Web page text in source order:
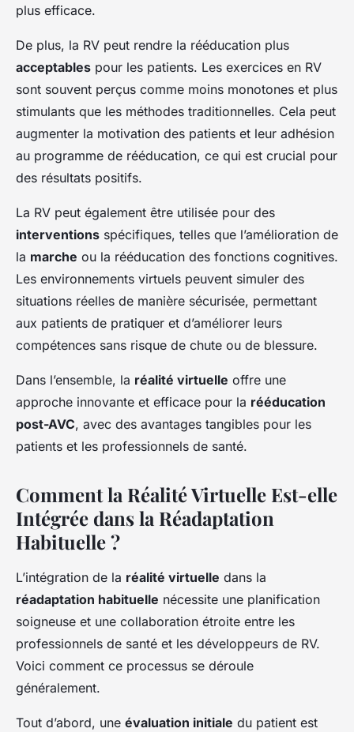
plus efficace.
De plus, la RV peut rendre la rééducation plus
acceptables pour les patients. Les exercices en RV
sont souvent perçus comme moins monotones et plus
stimulants que les méthodes traditionnelles. Cela peut
augmenter la motivation des patients et leur adhésion
au programme de rééducation, ce qui est crucial pour
des résultats positifs.
La RV peut également être utilisée pour des
interventions spécifiques, telles que l’amélioration de
la marche ou la rééducation des fonctions cognitives.
Les environnements virtuels peuvent simuler des
situations réelles de manière sécurisée, permettant
aux patients de pratiquer et d’améliorer leurs
compétences sans risque de chute ou de blessure.
Dans l’ensemble, la réalité virtuelle offre une
approche innovante et efficace pour la rééducation
post-AVC, avec des avantages tangibles pour les
patients et les professionnels de santé.
Comment la Réalité Virtuelle Est-elle
Intégrée dans la Réadaptation
Habituelle ?
L’intégration de la réalité virtuelle dans la
réadaptation habituelle nécessite une planification
soigneuse et une collaboration étroite entre les
professionnels de santé et les développeurs de RV.
Voici comment ce processus se déroule
généralement.
Tout d’abord, une évaluation initiale du patient est